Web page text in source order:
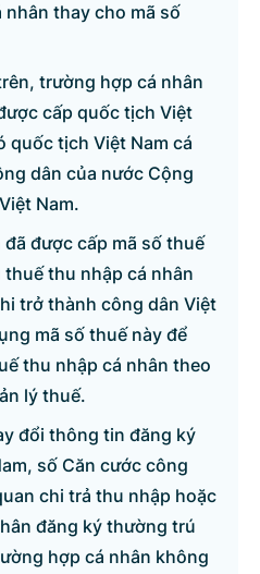
thay cho mã số
trường hợp cá nhân
cấp quốc tịch Việt
quốc tịch Việt Nam cá
dân của nước Cộng
Nam.
được cấp mã số thuế
thu nhập cá nhân
trở thành công dân Việt
mã số thuế này để
thu nhập cá nhân theo
lý thuế.
đổi thông tin đăng ký
số Căn cước công
chi trả thu nhập hoặc
đăng ký thường trú
hợp cá nhân không